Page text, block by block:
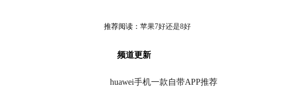
推荐阅读： 苹果7好还是8好
频道更新
huawei手机一款自带APP推荐